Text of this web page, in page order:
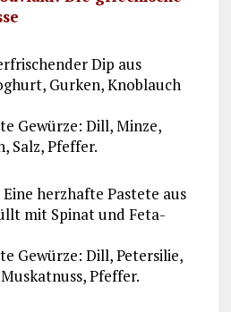
Dip aus
Gurken, Knoblauch
Gewürze: Dill, Minze,
Salz, Pfeffer.
herzhafte Pastete aus
mit Spinat und Feta-
Gewürze: Dill, Petersilie,
Pfeffer.